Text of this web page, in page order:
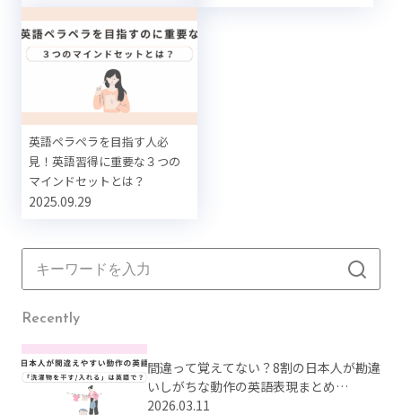
英語ペラペラを目指す人必
見！英語習得に重要な３つの
マインドセットとは？
2025.09.29
Recently
間違って覚えてない？8割の日本人が勘違
いしがちな動作の英語表現まとめ
【Part2】
2026.03.11